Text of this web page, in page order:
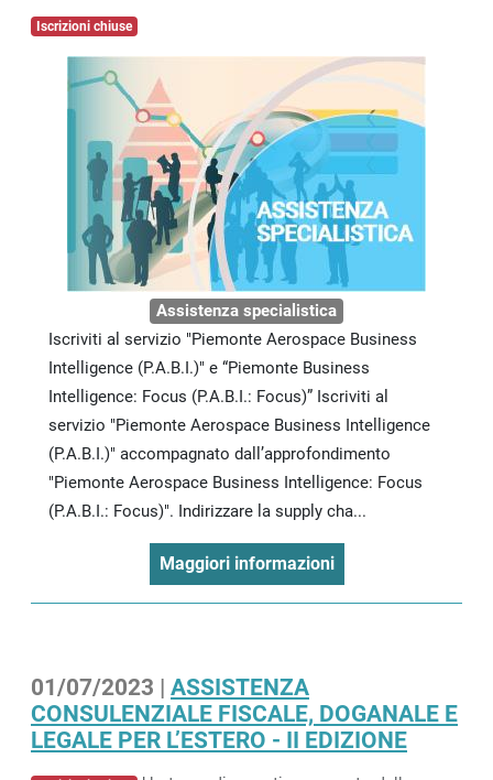
Iscrizioni chiuse
Assistenza specialistica
Iscriviti al servizio "Piemonte Aerospace Business
Intelligence (P.A.B.I.)" e “Piemonte Business
Intelligence: Focus (P.A.B.I.: Focus)” Iscriviti al
servizio "Piemonte Aerospace Business Intelligence
(P.A.B.I.)" accompagnato dall’approfondimento
"Piemonte Aerospace Business Intelligence: Focus
(P.A.B.I.: Focus)". Indirizzare la supply cha...
Maggiori informazioni
01/07/2023 | ASSISTENZA
CONSULENZIALE FISCALE, DOGANALE E
LEGALE PER L’ESTERO - II EDIZIONE